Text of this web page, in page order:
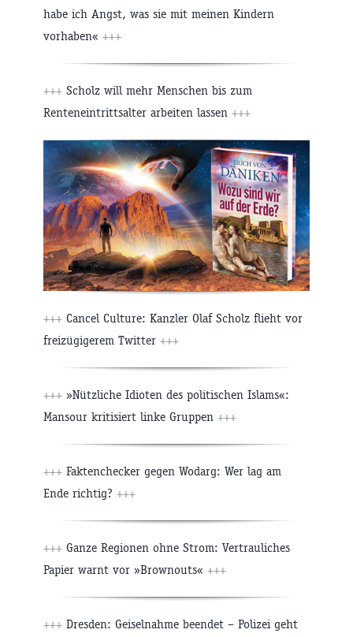
habe ich Angst, was sie mit meinen Kindern
vorhaben« +++
+++ Scholz will mehr Menschen bis zum
Renteneintrittsalter arbeiten lassen +++
+++ Cancel Culture: Kanzler Olaf Scholz flieht vor
freizügigerem Twitter +++
+++ »Nützliche Idioten des politischen Islams«:
Mansour kritisiert linke Gruppen +++
+++ Faktenchecker gegen Wodarg: Wer lag am
Ende richtig? +++
+++ Ganze Regionen ohne Strom: Vertrauliches
Papier warnt vor »Brownouts« +++
+++ Dresden: Geiselnahme beendet – Polizei geht